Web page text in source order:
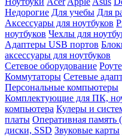
Недорогие Для учебы Для
Аксессуары для ноутбуков
ноутбуков Чехлы для
Адаптеры USB портов
аксессуары для ноутбуков
Сетевое оборудование
Коммутаторы Сетевые
Персональные компьютеры
Комплектующие для ПК,
компьютера Кулеры и
платы Оперативная память
диски, SSD Звуковые карты